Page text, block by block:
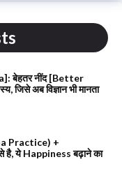
बेहतर नींद [Better
जिसे अब विज्ञान भी मानता
Practice) +
ये Happiness बढ़ाने का